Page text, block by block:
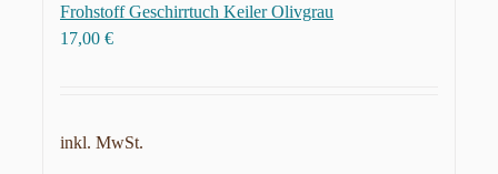
Frohstoff Geschirrtuch Keiler Olivgrau
17,00 €
inkl. MwSt.